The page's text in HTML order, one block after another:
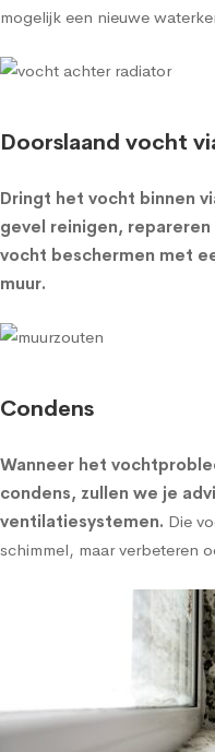
mogelijk een nieuwe
Doorslaand vocht
Dringt het vocht binnen
gevel reinigen,
vocht beschermen met
muur.
Condens
Wanneer het
condens, zullen we je
ventilatiesystemen. Die
schimmel, maar verbeteren